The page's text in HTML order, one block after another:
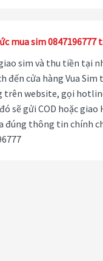
mua sim 0847196777
sim và thu tiền tại
đến cửa hàng Vua
trên website, gọi
sẽ gửi COD hoặc
đúng thông tin chính